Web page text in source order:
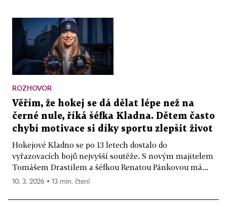
ROZHOVOR
Věřím, že hokej se dá dělat lépe než na
černé nule, říká šéfka Kladna. Dětem často
chybí motivace si díky sportu zlepšit život
Hokejové Kladno se po 13 letech dostalo do
vyřazovacích bojů nejvyšší soutěže. S novým majitelem
Tomášem Drastilem a šéfkou Renatou Pánkovou má...
10. 3. 2026 ▪ 13 min. čtení